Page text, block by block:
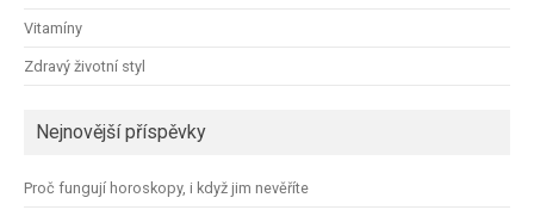
Vitamíny
Zdravý životní styl
Nejnovější příspěvky
Proč fungují horoskopy, i když jim nevěříte